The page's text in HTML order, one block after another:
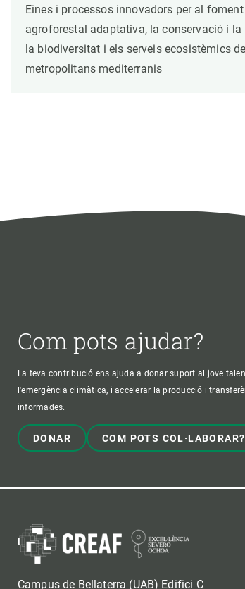
Eines i processos innovadors per al
agroforestal adaptativa, la conservació i la
la biodiversitat i els serveis ecosistèmics
metropolitans mediterranis
Com pots ajudar?
La teva contribució ens ajuda a donar suport al jove
l'emergència climàtica, i accelerar la producció i
informades.
DONAR COM POTS COL·LABORAR?
Campus de Bellaterra (UAB) Edifici C